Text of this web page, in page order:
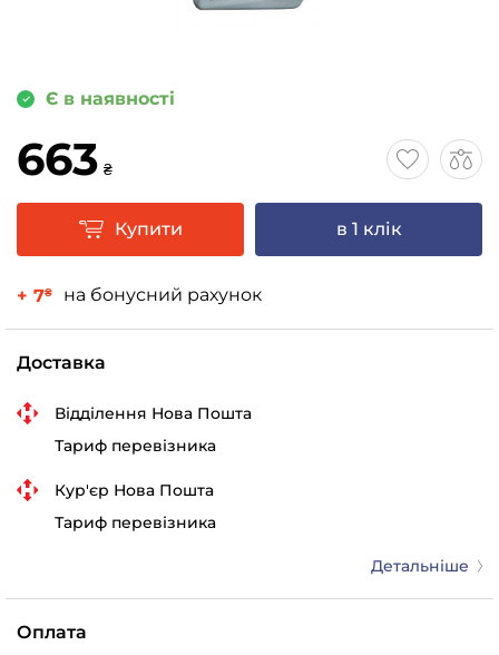
Є в наявності
663 ₴
Купити в 1 клік
+ 7₴ на бонусний рахунок
Доставка
Відділення Нова Пошта
Тариф перевізника
Кур'єр Нова Пошта
Тариф перевізника
Детальніше
Оплата